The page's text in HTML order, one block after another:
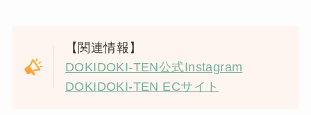
【関連情報】
DOKIDOKI-TEN公式Instagram
DOKIDOKI-TEN ECサイト